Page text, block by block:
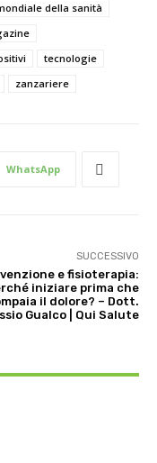
della sanità
tecnologie
zanzariere
WhatsApp
SUCCESSIVO
e fisioterapia:
iniziare prima che
il dolore? – Dott.
Gualco | Qui Salute